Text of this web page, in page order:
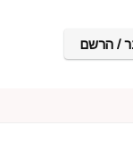
/ הרשם